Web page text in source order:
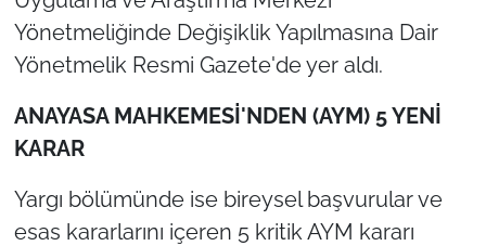
Yönetmeliğinde Değişiklik Yapılmasına Dair
Yönetmelik Resmi Gazete'de yer aldı.
ANAYASA MAHKEMESİ'NDEN (AYM) 5 YENİ
KARAR
Yargı bölümünde ise bireysel başvurular ve
esas kararlarını içeren 5 kritik AYM kararı